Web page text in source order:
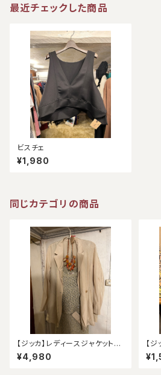
最近チェックした商品
ビスチェ
¥1,980
同じカテゴリの商品
【ジッカ】レディースジャケット
（アウトレット）
¥4,980
【